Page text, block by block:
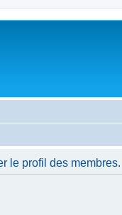
le profil des membres.